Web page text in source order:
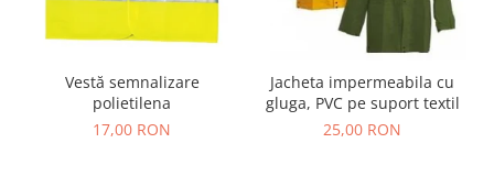
Vestă semnalizare
polietilena
17,00 RON
Jacheta impermeabila cu
gluga, PVC pe suport textil
25,00 RON